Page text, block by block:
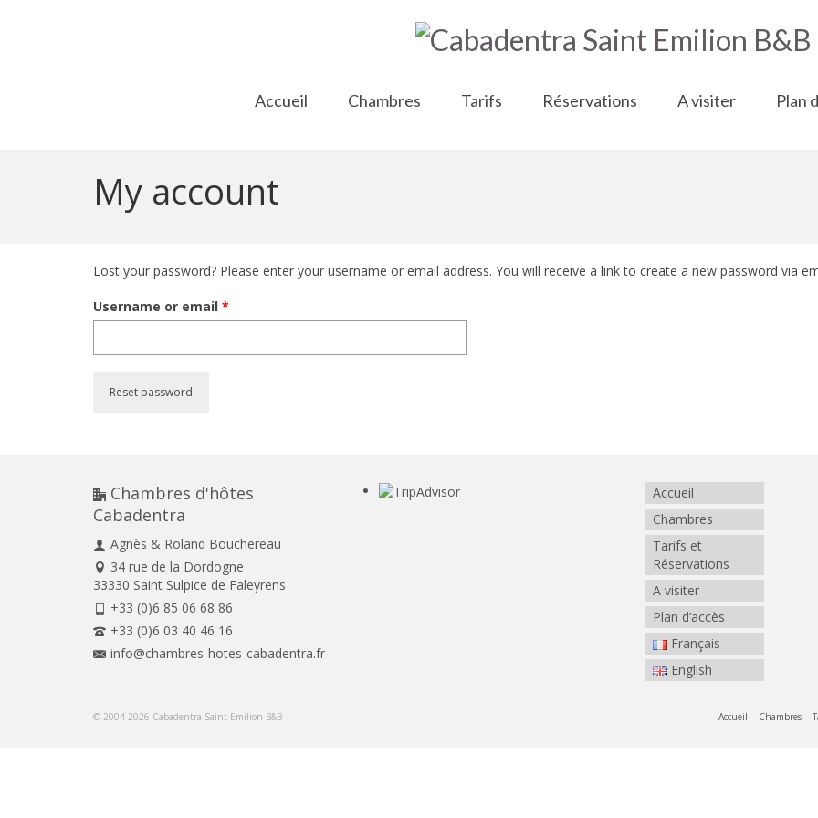
Accueil Chambres Tarifs Réservations A visiter Plan
My account
Lost your password? Please enter your username or email address. You will receive a link to create a new password via
Username or email *
Reset password
Chambres d'hôtes
Cabadentra
Agnès & Roland Bouchereau
34 rue de la Dordogne
33330 Saint Sulpice de Faleyrens
+33 (0)6 85 06 68 86
+33 (0)6 03 40 46 16
info@chambres-hotes-cabadentra.fr
Accueil
Chambres
Tarifs et
Réservations
A visiter
Plan d’accès
Français
English
Accueil Chambres
© 2004-2026 Cabadentra Saint Emilion B&B